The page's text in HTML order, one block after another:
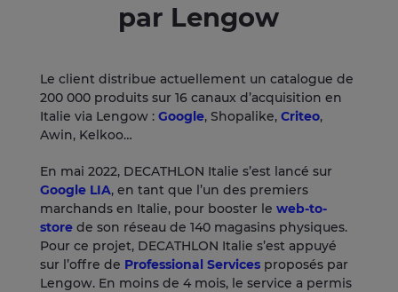
par Lengow
Le client distribue actuellement un catalogue de
200 000 produits sur 16 canaux d’acquisition en
Italie via Lengow : Google, Shopalike, Criteo,
Awin, Kelkoo…
En mai 2022, DECATHLON Italie s’est lancé sur
Google LIA, en tant que l’un des premiers
marchands en Italie, pour booster le web-to-
storede son réseau de 140 magasins physiques.
Pour ce projet, DECATHLON Italie s’est appuyé
sur l’offre de Professional Servicesproposés par
Lengow. En moins de 4 mois, le service a permis